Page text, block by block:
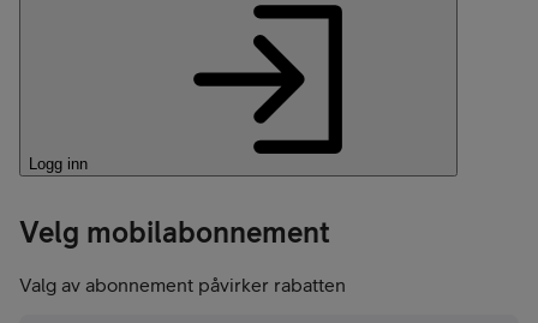
Logg inn
Velg mobilabonnement
Valg av abonnement påvirker rabatten